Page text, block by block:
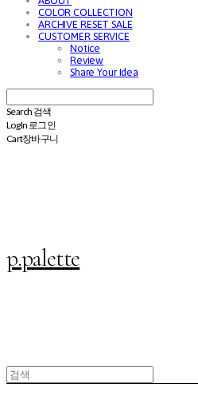
COLOR COLLECTION
ARCHIVE RESET SALE
CUSTOMER SERVICE
Notice
Review
Share Your Idea
Search 검색
Log In 로그인
Cart장바구니
p.palette